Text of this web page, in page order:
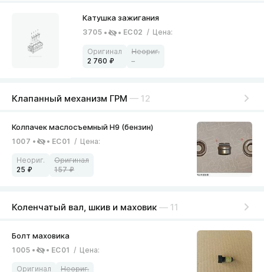
3705 EC02 / Цена:
2 760 –
Клапанный механизм ГРМ — 12
1007 EC01 / Цена:
25 157
Коленчатый вал, шкив и маховик — 11
1005 EC01 / Цена: